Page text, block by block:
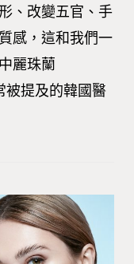
、改變五官、手
感，這和我們一
麗珠蘭
被提及的韓國醫